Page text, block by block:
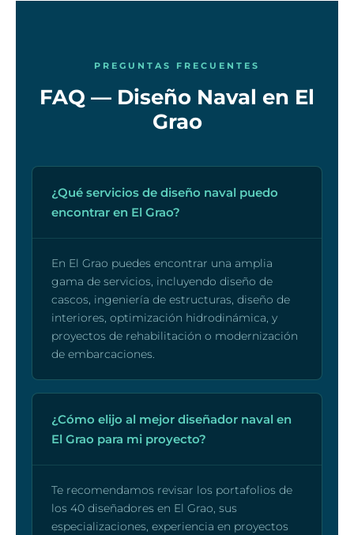
PREGUNTAS FRECUENTES
FAQ — Diseño Naval en El
Grao
¿Qué servicios de diseño naval puedo
encontrar en El Grao?
En El Grao puedes encontrar una amplia
gama de servicios, incluyendo diseño de
cascos, ingeniería de estructuras, diseño de
interiores, optimización hidrodinámica, y
proyectos de rehabilitación o modernización
de embarcaciones.
¿Cómo elijo al mejor diseñador naval en
El Grao para mi proyecto?
Te recomendamos revisar los portafolios de
los 40 diseñadores en El Grao, sus
especializaciones, experiencia en proyectos